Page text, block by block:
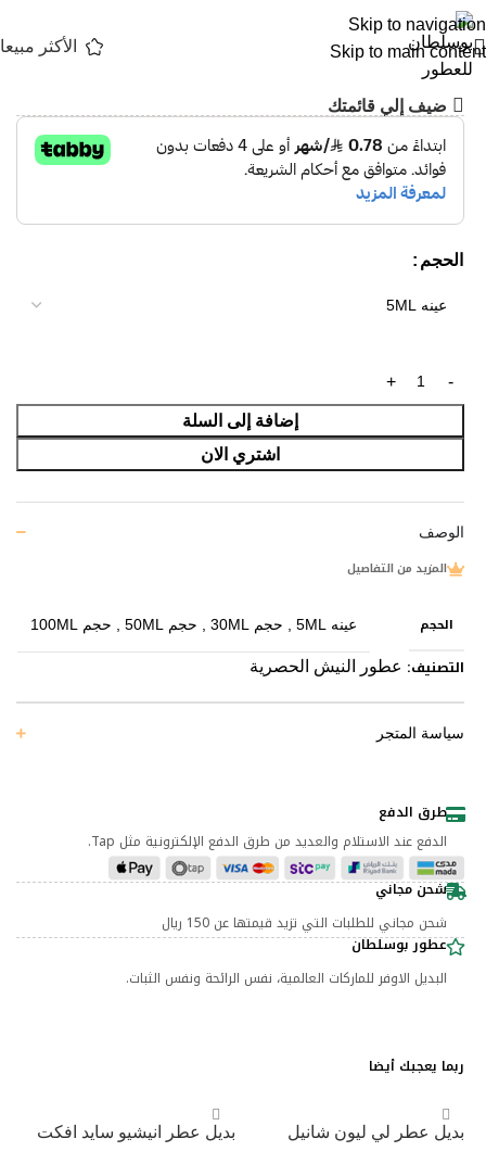
Skip to navigation
Skip to main content
الأكثر مبيعا
عطر لابريري سلفر رين
8ر.س
ضيف إلي قائمتك
الحجم
إضافة إلى السلة
اشتري الان
الوصف
المزيد من التفاصيل
الحجم عينه 5ML , حجم 30ML , حجم 50ML , حجم 100ML
التصنيف: عطور النيش الحصرية
سياسة المتجر
طرق الدفع
الدفع عند الاستلام والعديد من طرق الدفع الإلكترونية مثل Tap.
شحن مجاني
شحن مجاني للطلبات التي تزيد قيمتها عن 150 ريال
عطور بوسلطان
البديل الاوفر للماركات العالمية، نفس الرائحة ونفس الثبات.
ربما يعجبك أيضا
بديل عطر لي ليون شانيل بديل عطر انيشيو سايد افكت